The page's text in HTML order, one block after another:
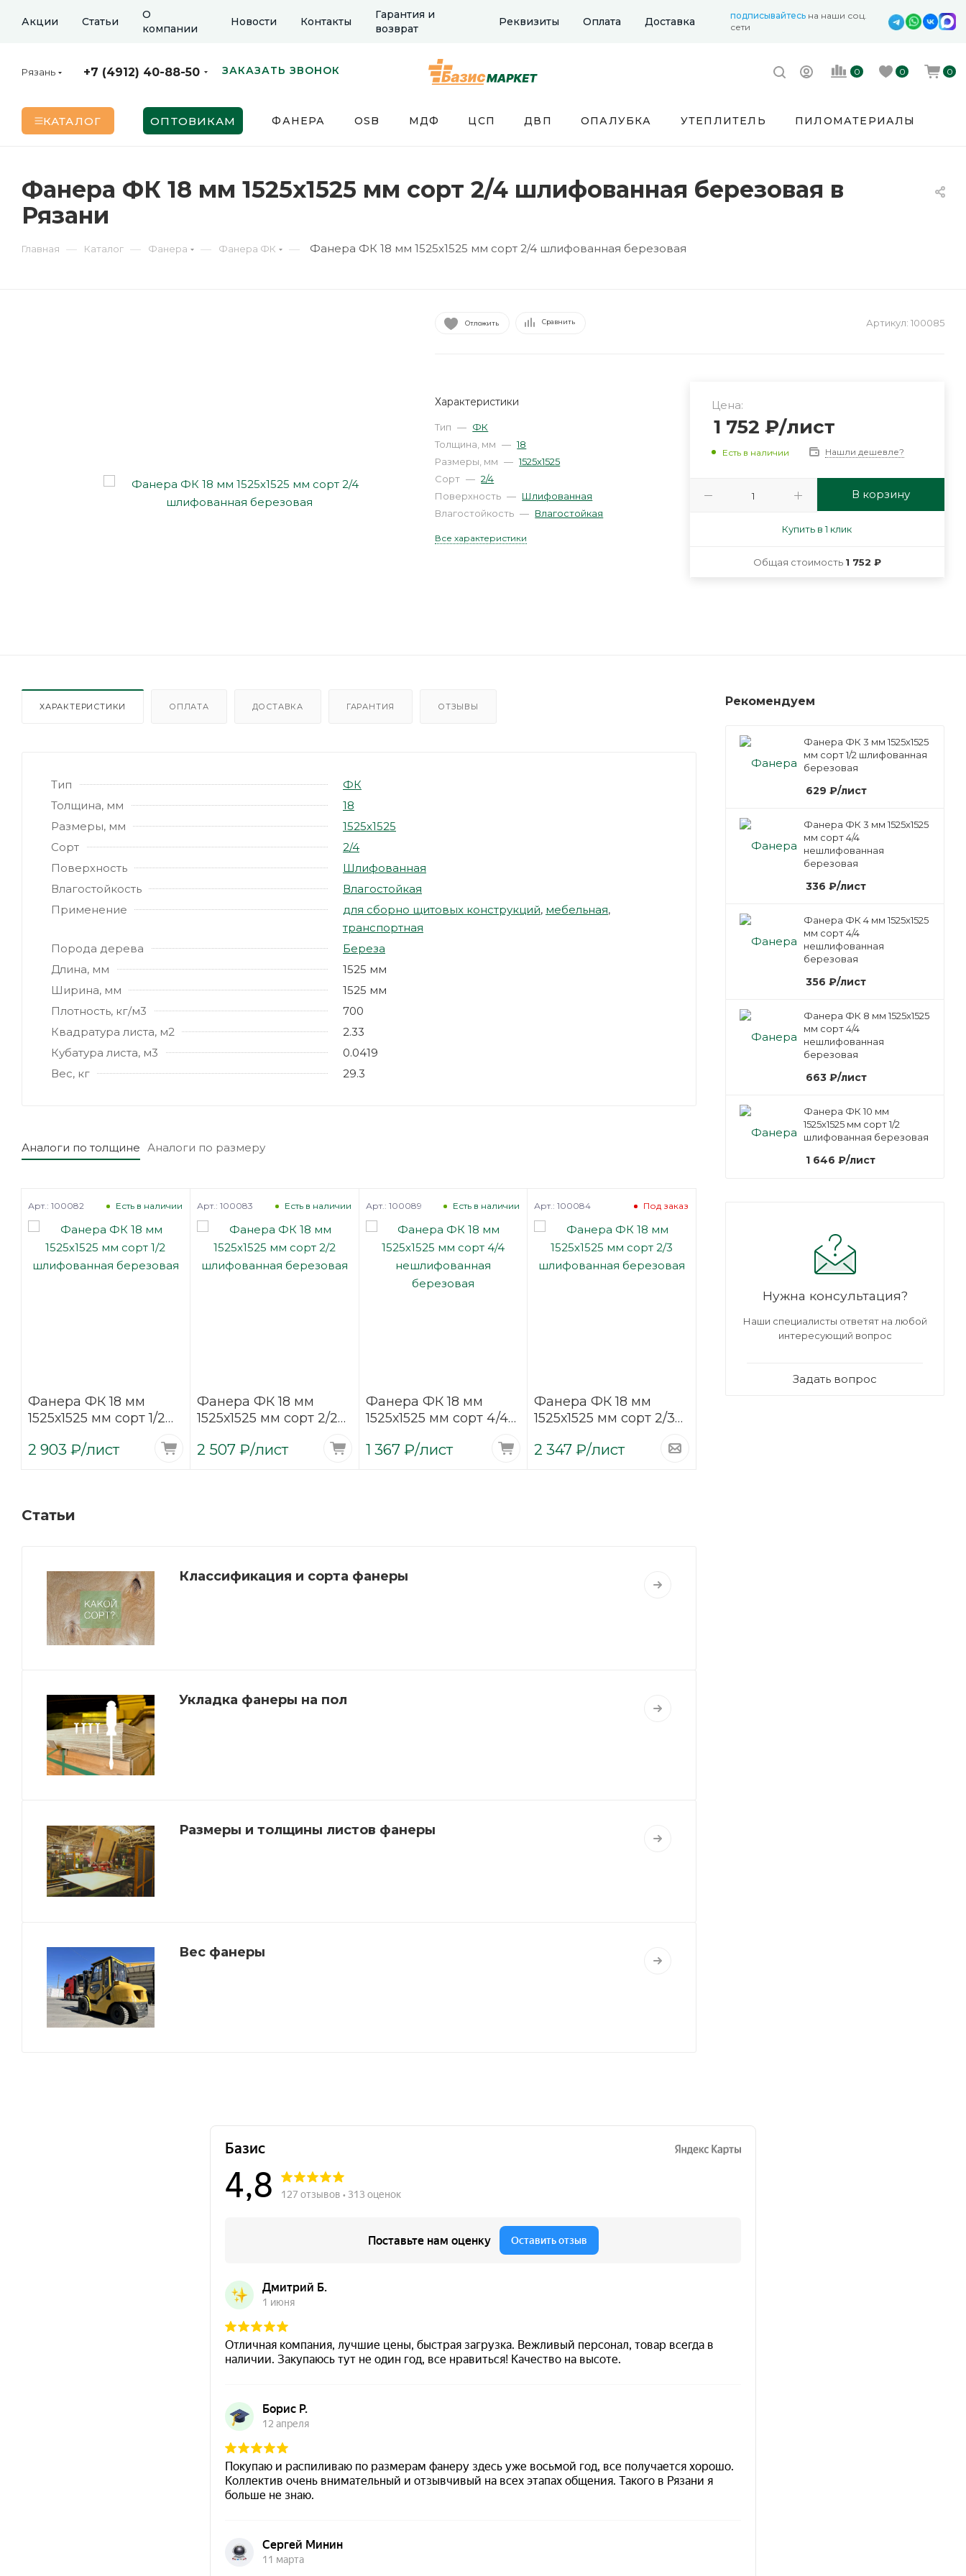
Акции Статьи
О
компании
Новости Контакты
Гарантия и
возврат
Реквизиты Оплата Доставка подписывайтесь на наши соц.
сети
Рязань +7 (4912) 40-88-50 ЗАКАЗАТЬ ЗВОНОК 0 0 0
КАТАЛОГ ОПТОВИКАМ ФАНЕРА OSB МДФ ЦСП ДВП ОПАЛУБКА УТЕПЛИТЕЛЬ ПИЛОМАТЕРИАЛЫ
Фанера ФК 18 мм 1525х1525 мм сорт 2/4 шлифованная березовая в
Рязани
Главная — Каталог — Фанера — Фанера ФК — Фанера ФК 18 мм 1525х1525 мм сорт 2/4 шлифованная березовая
Отложить Сравнить Артикул: 100085
Характеристики
Тип — ФК
Толщина, мм — 18
Размеры, мм — 1525х1525
Сорт — 2/4
Поверхность — Шлифованная
Влагостойкость — Влагостойкая
Все характеристики
Цена:
1 752 ₽/лист
Есть в наличии Нашли дешевле?
В корзину
Купить в 1 клик
Общая стоимость 1 752 ₽
ХАРАКТЕРИСТИКИ ОПЛАТА ДОСТАВКА ГАРАНТИЯ ОТЗЫВЫ
Тип
ФК
Толщина, мм
18
Размеры, мм
1525х1525
Сорт
2/4
Поверхность
Шлифованная
Влагостойкость
Влагостойкая
Применение
для сборно щитовых конструкций, мебельная,
транспортная
Порода дерева
Береза
Длина, мм
1525 мм
Ширина, мм
1525 мм
Плотность, кг/м3
700
Квадратура листа, м2
2.33
Кубатура листа, м3
0.0419
Вес, кг
29.3
Аналоги по толщине Аналоги по размеру
Фанера ФК 18 мм
1525х1525 мм сорт 1/2
березовая
Есть в наличии
Арт.: 100082
2 903 ₽/лист
Фанера ФК 18 мм
1525х1525 мм сорт 2/2
березовая
Есть в наличии
Арт.: 100083
2 507₽/лист
Фанера ФК 18 мм
1525х1525 мм сорт 4/4
березовая
Есть в наличии
Арт.: 100089
1 367₽/лист
Фанера ФК 18 мм
1525х1525 мм сорт 2/3
березовая
Под заказ
Арт.: 100084
2 347 ₽/лист
Статьи
Классификация и сорта фанеры
Укладка фанеры на пол
Размеры и толщины листов фанеры
Вес фанеры
Рекомендуем
Фанера ФК 3 мм 1525х1525
мм сорт 1/2 шлифованная
березовая
629 ₽/лист
Фанера ФК 3 мм 1525х1525
мм сорт 4/4
нешлифованная
березовая
336 ₽/лист
Фанера ФК 4 мм 1525х1525
мм сорт 4/4
нешлифованная
березовая
356 ₽/лист
Фанера ФК 8 мм 1525х1525
мм сорт 4/4
нешлифованная
березовая
663 ₽/лист
Фанера ФК 10 мм
1525х1525 мм сорт 1/2
шлифованная березовая
1 646 ₽/лист
Нужна консультация?
Наши специалисты ответят на любой
интересующий вопрос
Задать вопрос